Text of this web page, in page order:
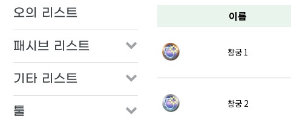
오의 리스트
패시브 리스트
기타 리스트
툴
이름
창궁 1
창궁 2